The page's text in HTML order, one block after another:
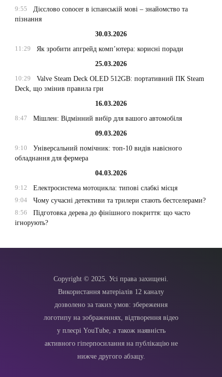
9:55
Дієслово conocer в іспанській мові – знайомство та
пізнання
30.03.2026
11:29
Як зробити апгрейд комп’ютера: корисні поради
25.03.2026
10:29
Valve Steam Deck OLED 512GB: портативний ПК Steam
Deck, що змінив правила гри
16.03.2026
8:47
Мішлен: Відмінний вибір для вашого автомобіля
09.03.2026
9:10
Універсальний помічник: топ-10 видів навісного
обладнання для фермера
04.03.2026
9:12
Електросистема мотоцикла: типові слабкі місця
9:04
Чому сучасні детективи та трилери стають бестселерами?
8:56
Підготовка дерева до фінішного покриття: що часто
ігнорують?
Copyright © 2025. Усі права захищені.
Використання матеріалів 12 каналу
дозволено за таких умов: збереження
логотипу на зображеннях, відтворення відео
у плеєрі YouTube, а також наявність
активного гіперпосилання на публікацію не
нижче другого абзацу.